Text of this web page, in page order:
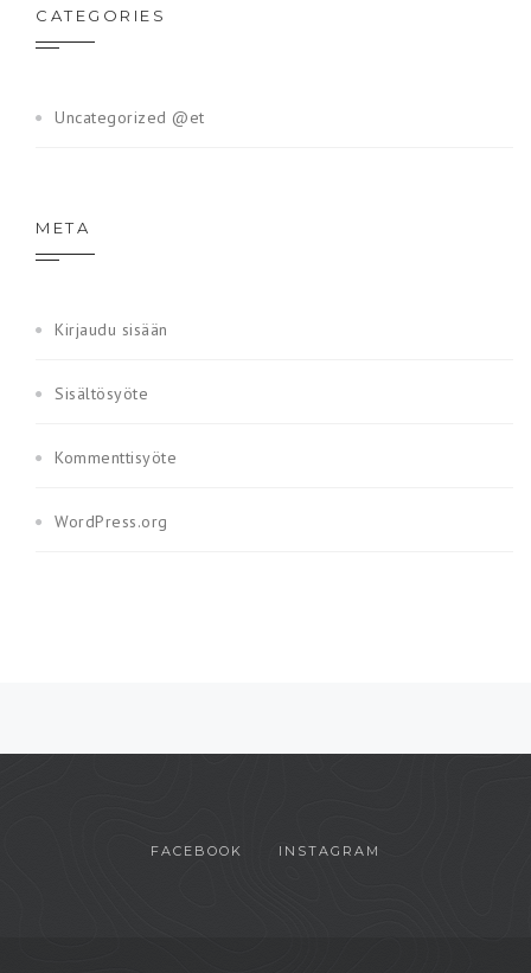
CATEGORIES
Uncategorized @et
META
Kirjaudu sisään
Sisältösyöte
Kommenttisyöte
WordPress.org
FACEBOOK INSTAGRAM